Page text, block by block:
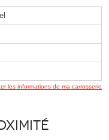
les informations de ma carrosserie